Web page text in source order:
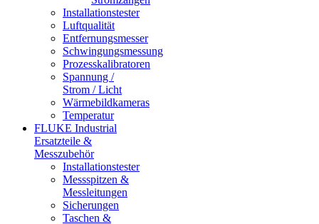
Installationstester
Luftqualität
Entfernungsmesser
Schwingungsmessung
Prozesskalibratoren
Spannung /
Strom / Licht
Wärmebildkameras
Temperatur
FLUKE Industrial
Ersatzteile &
Messzubehör
Installationstester
Messspitzen &
Messleitungen
Sicherungen
Taschen &